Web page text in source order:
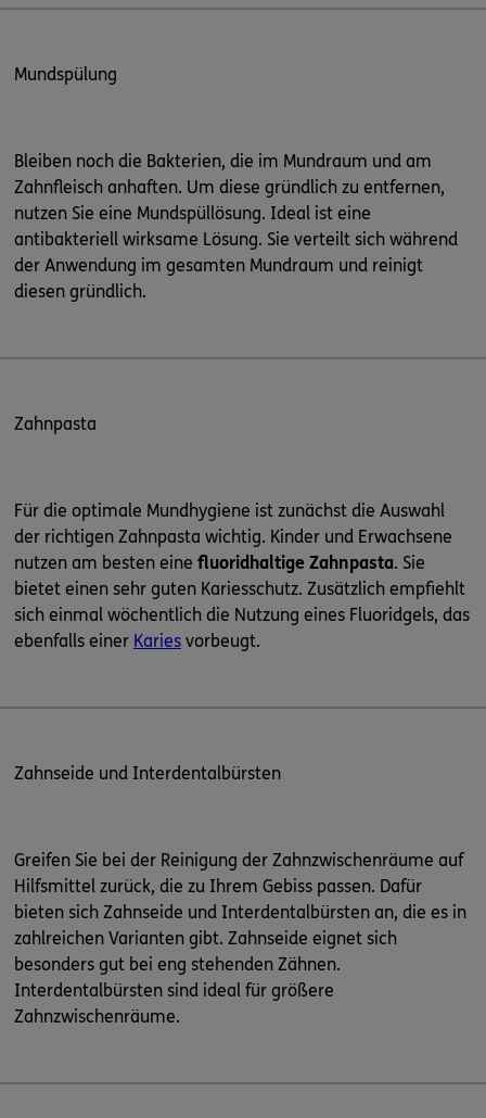
Mundspülung
Bleiben noch die Bakterien, die im Mundraum und am
Zahnfleisch anhaften. Um diese gründlich zu entfernen,
nutzen Sie eine Mundspüllösung. Ideal ist eine
antibakteriell wirksame Lösung. Sie verteilt sich während
der Anwendung im gesamten Mundraum und reinigt
diesen gründlich.
Zahnpasta
Für die optimale Mundhygiene ist zunächst die Auswahl
der richtigen Zahnpasta wichtig. Kinder und Erwachsene
nutzen am besten eine fluoridhaltige Zahnpasta. Sie
bietet einen sehr guten Kariesschutz. Zusätzlich empfiehlt
sich einmal wöchentlich die Nutzung eines Fluoridgels, das
ebenfalls einer Karies vorbeugt.
Zahnseide und Interdentalbürsten
Greifen Sie bei der Reinigung der Zahnzwischenräume auf
Hilfsmittel zurück, die zu Ihrem Gebiss passen. Dafür
bieten sich Zahnseide und Interdentalbürsten an, die es in
zahlreichen Varianten gibt. Zahnseide eignet sich
besonders gut bei eng stehenden Zähnen.
Interdentalbürsten sind ideal für größere
Zahnzwischenräume.